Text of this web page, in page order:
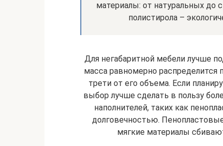
материалы: от натуральных до
полистирола –
Для негабаритной мебели лучше
масса равномерно
трети от его объема. Если
выбор лучше сделать в пользу
наполнителей, таких как
долговечностью.
мягкие материалы